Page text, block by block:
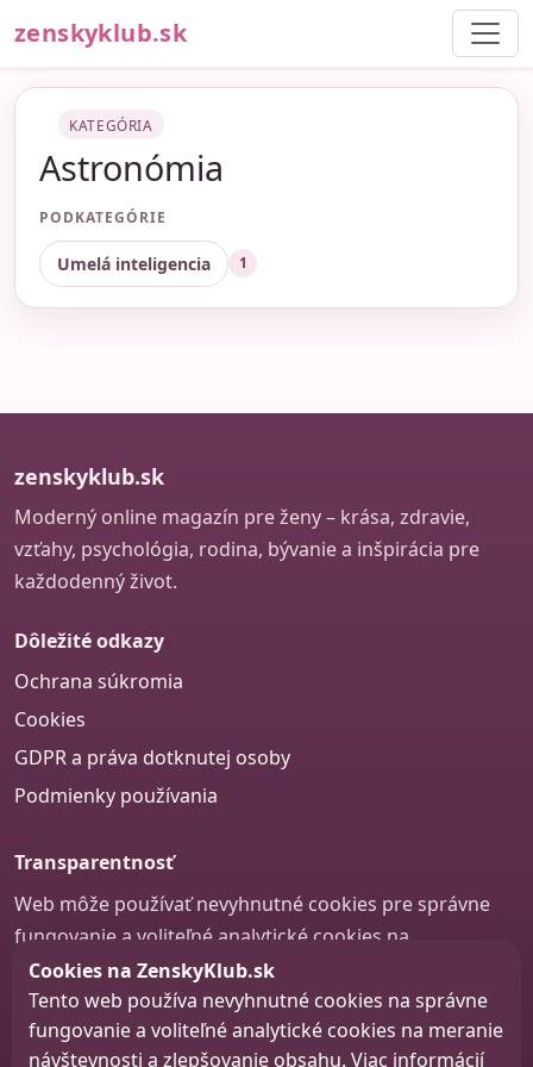
zenskyklub.sk
KATEGÓRIA
Astronómia
PODKATEGÓRIE
Umelá inteligencia 1
zenskyklub.sk
Moderný online magazín pre ženy – krása, zdravie,
vzťahy, psychológia, rodina, bývanie a inšpirácia pre
každodenný život.
Dôležité odkazy
Ochrana súkromia
Cookies
GDPR a práva dotknutej osoby
Podmienky používania
Transparentnosť
Web môže používať nevyhnutné cookies pre správne
fungovanie a voliteľné analytické cookies na
zlepšovanie obsahu a používateľskej skúsenosti.
Nastavenie cookies
Cookies na ZenskyKlub.sk
Tento web používa nevyhnutné cookies na správne
fungovanie a voliteľné analytické cookies na meranie
návštevnosti a zlepšovanie obsahu. Viac informácií